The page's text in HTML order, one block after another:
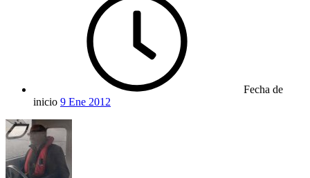
Fecha de
inicio 9 Ene 2012